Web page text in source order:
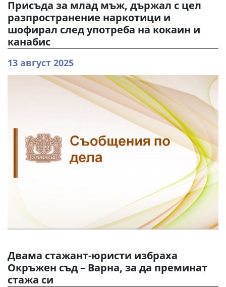
Присъда за млад мъж, държал с цел
разпространение наркотици и
шофирал след употреба на кокаин и
канабис
13 август 2025
Двама стажант-юристи избраха
Окръжен съд – Варна, за да преминат
стажа си